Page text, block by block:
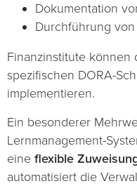
Dokumentation
Durchführung
Finanzinstitute können
spezifischen DORA-
implementieren.
Ein besonderer
Lernmanagement-
eine flexible
automatisiert die